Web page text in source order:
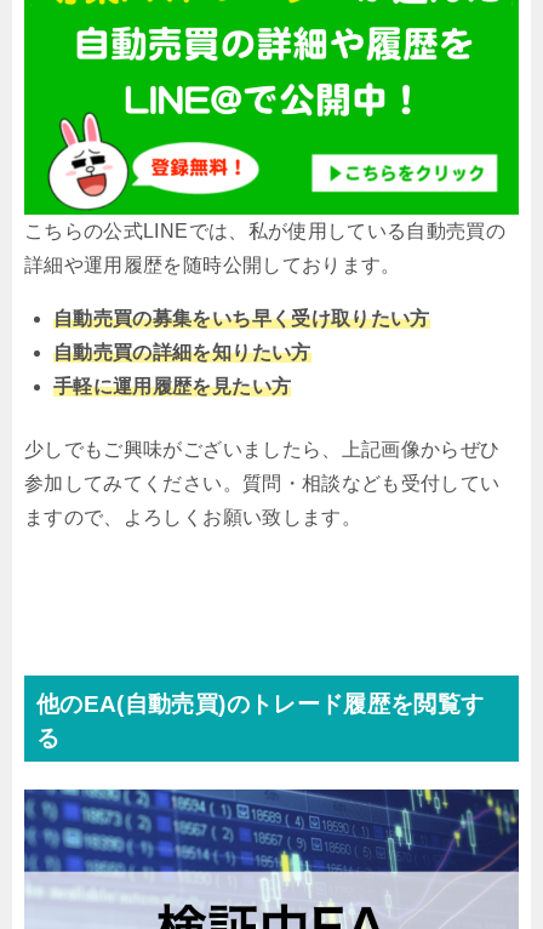
こちらの公式LINEでは、私が使用している自動売買の
詳細や運用履歴を随時公開しております。
自動売買の募集をいち早く受け取りたい方
自動売買の詳細を知りたい方
手軽に運用履歴を見たい方
少しでもご興味がございましたら、上記画像からぜひ
参加してみてください。質問・相談なども受付してい
ますので、よろしくお願い致します。
他のEA(自動売買)のトレード履歴を閲覧す
る